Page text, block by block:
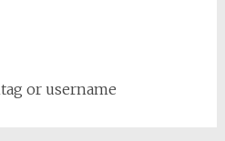
or username